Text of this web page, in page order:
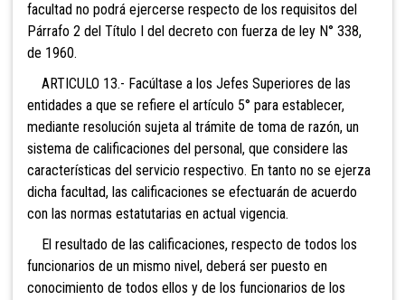
facultad no podrá ejercerse respecto de los requisitos del
Párrafo 2 del Título I del decreto con fuerza de ley N° 338,
de 1960.
ARTICULO 13.- Facúltase a los Jefes Superiores de las
entidades a que se refiere el artículo 5° para establecer,
mediante resolución sujeta al trámite de toma de razón, un
sistema de calificaciones del personal, que considere las
características del servicio respectivo. En tanto no se ejerza
dicha facultad, las calificaciones se efectuarán de acuerdo
con las normas estatutarias en actual vigencia.
El resultado de las calificaciones, respecto de todos los
funcionarios de un mismo nivel, deberá ser puesto en
conocimiento de todos ellos y de los funcionarios de los